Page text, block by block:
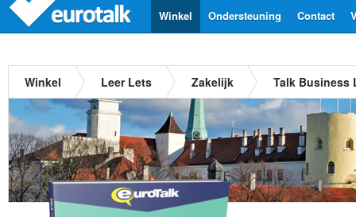
Contact
Ondersteuning
Winkel
Winkel Leer Lets Zakelijk Talk Business